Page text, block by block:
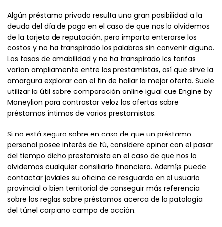
Algún préstamo privado resulta una gran posibilidad a la
deuda del día de pago en el caso de que nos lo olvidemos
de la tarjeta de reputación, pero importa enterarse los
costos y no ha transpirado los palabras sin convenir alguno.
Los tasas de amabilidad y no ha transpirado los tarifas
varían ampliamente entre los prestamistas, así que sirve la
amargura explorar con el fin de hallar la mejor oferta. Suele
utilizar la útil sobre comparación online igual que Engine by
Moneylion para contrastar veloz los ofertas sobre
préstamos íntimos de varios prestamistas.
Si no está seguro sobre en caso de que un préstamo
personal posee interés de tú, considere opinar con el pasar
del tiempo dicho prestamista en el caso de que nos lo
olvidemos cualquier consiliario financiero. Ademí¡s puede
contactar joviales su oficina de resguardo en el usuario
provincial o bien territorial de conseguir más referencia
sobre los reglas sobre préstamos acerca de la patologí­a
del túnel carpiano campo de acción.